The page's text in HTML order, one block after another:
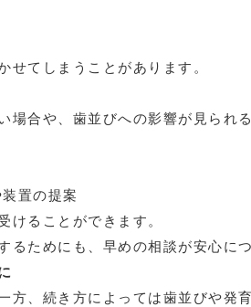
せてしまうことがあります。
場合や、歯並びへの影響が見られ
置の提案
けることができます。
るためにも、早めの相談が安心に
方、続き方によっては歯並びや発